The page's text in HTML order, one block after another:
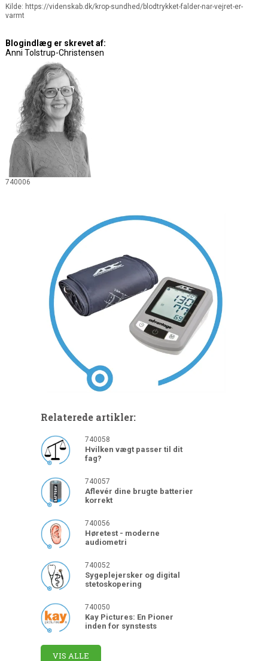
Kilde: https://videnskab.dk/krop-sundhed/blodtrykket-falder-nar-vejret-er-
varmt
Blogindlæg er skrevet af:
Anni Tolstrup-Christensen
740006
Relaterede artikler:
740058
Hvilken vægt passer til dit
fag?
740057
Aflevér dine brugte batterier
korrekt
740056
Høretest - moderne
audiometri
740052
Sygeplejersker og digital
stetoskopering
740050
Kay Pictures: En Pioner
inden for synstests
VIS ALLE